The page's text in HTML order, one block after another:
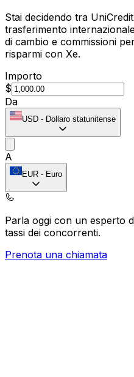
Stai decidendo tra
trasferimento
di cambio e commissioni
risparmi con Xe.
Importo
$
Da
USD - Dollaro statunitense
A
EUR - Euro
Parla oggi con un esperto
tassi dei concorrenti.
Prenota una chiamata